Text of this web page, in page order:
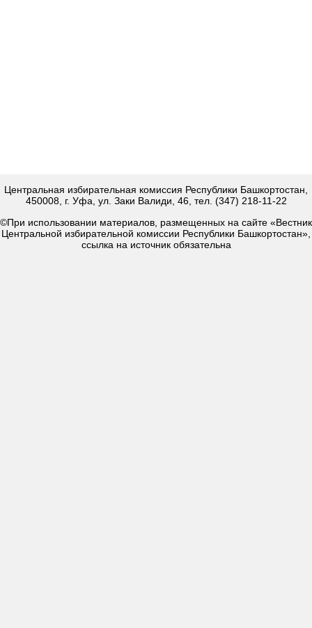
Центральная избирательная комиссия Республики Башкортостан,
450008, г. Уфа, ул. Заки Валиди, 46, тел. (347) 218-11-22
©При использовании материалов, размещенных на сайте «Вестник
Центральной избирательной комиссии Республики Башкортостан»,
ссылка на источник обязательна